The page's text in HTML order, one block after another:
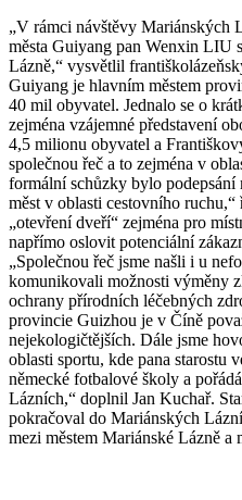
„V rámci návštěvy Mariánských
města Guiyang pan Wenxin LIU
Lázně,“ vysvětlil
Guiyang je hlavním městem
40 mil obyvatel. Jednalo se o
zejména vzájemné představení
4,5 milionu obyvatel a
společnou řeč a to zejména v
formální schůzky bylo podepsání
měst v oblasti cestovního ruchu,“
„otevření dveří“ zejména pro
napřímo oslovit potenciální
„Společnou řeč jsme našli i u
komunikovali možnosti výměny
ochrany přírodních léčebných
provincie Guizhou je v Číně
nejekologičtějších. Dále jsme
oblasti sportu, kde pana starostu
německé fotbalové školy a
Lázních,“ doplnil Jan Kuchař.
pokračoval do Mariánských
mezi městem Mariánské Lázně a